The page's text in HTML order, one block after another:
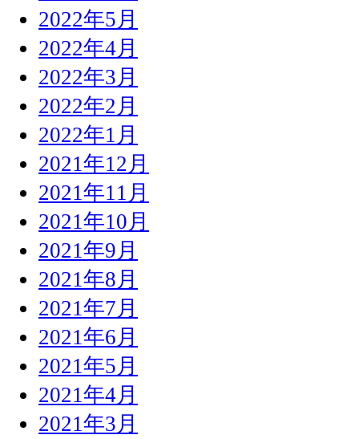
2022年5月
2022年4月
2022年3月
2022年2月
2022年1月
2021年12月
2021年11月
2021年10月
2021年9月
2021年8月
2021年7月
2021年6月
2021年5月
2021年4月
2021年3月